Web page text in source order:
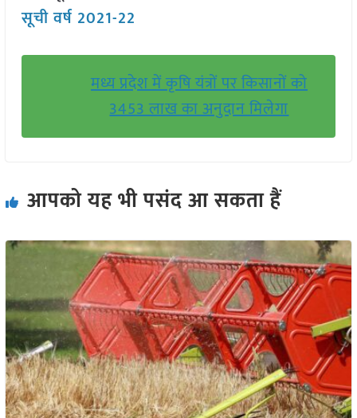
सूची वर्ष 2021-22
मध्य प्रदेश में कृषि यंत्रों पर किसानों को
3453 लाख का अनुदान मिलेगा
आपको यह भी पसंद आ सकता हैं